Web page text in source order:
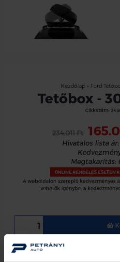
Kezdőlap » Ford
Tetőbox -
Cikkszám:
234.011 Ft
Hivatalos lista ár:
Megtakarítás:
ONLINE RENDELÉS ESETÉN
A weboldalon szereplő kedvezményes
vehetők igénybe, a